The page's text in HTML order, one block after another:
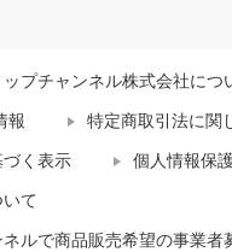
プチャンネル株式会社につ
報 特定商取引法に関
く表示 個人情報保
て
ルで商品販売希望の事業者